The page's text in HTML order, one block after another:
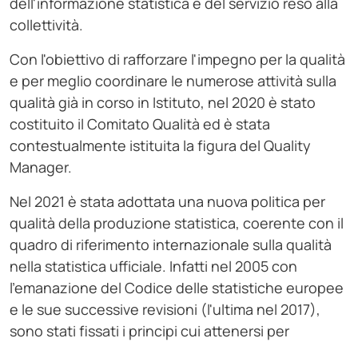
collettività.
Con l'obiettivo di rafforzare l'impegno per la qualità
e per meglio coordinare le numerose attività sulla
qualità già in corso in Istituto, nel 2020 è stato
costituito il Comitato Qualità ed è stata
contestualmente istituita la figura del Quality
Manager.
Nel 2021 è stata adottata una nuova politica per
qualità della produzione statistica, coerente con il
quadro di riferimento internazionale sulla qualità
nella statistica ufficiale. Infatti nel 2005 con
l'emanazione del Codice delle statistiche europee
e le sue successive revisioni (l'ultima nel 2017),
sono stati fissati i principi cui attenersi per